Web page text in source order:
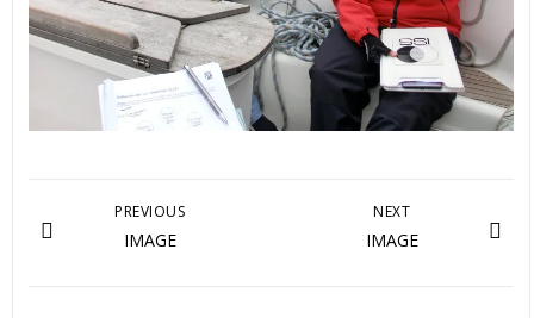
NEXT
IMAGE
PREVIOUS
IMAGE